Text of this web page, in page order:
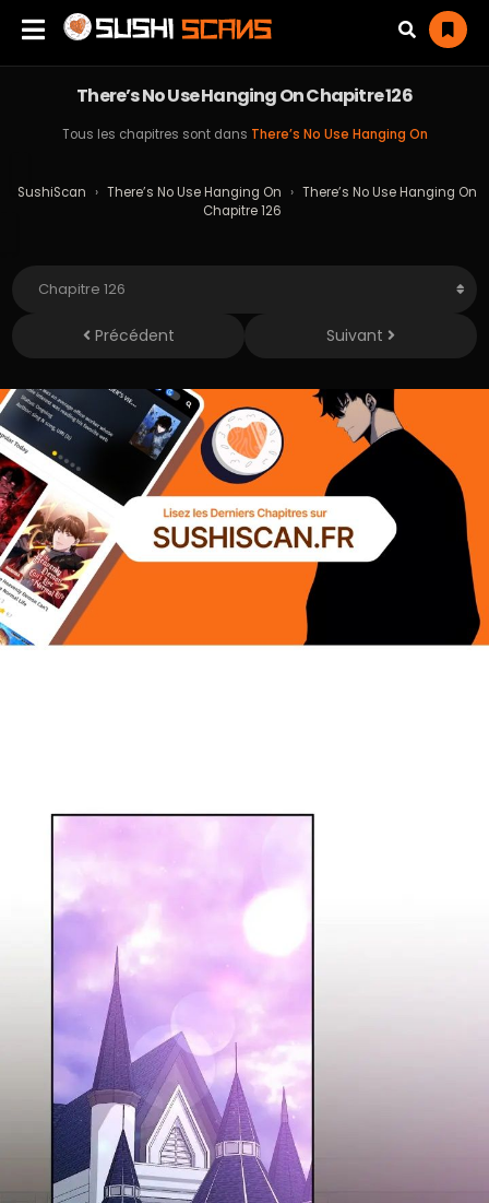
There’s No Use Hanging On Chapitre 126
Tous les chapitres sont dans There’s No Use Hanging On
SushiScan › There’s No Use Hanging On › There’s No Use Hanging On
Chapitre 126
Précédent Suivant